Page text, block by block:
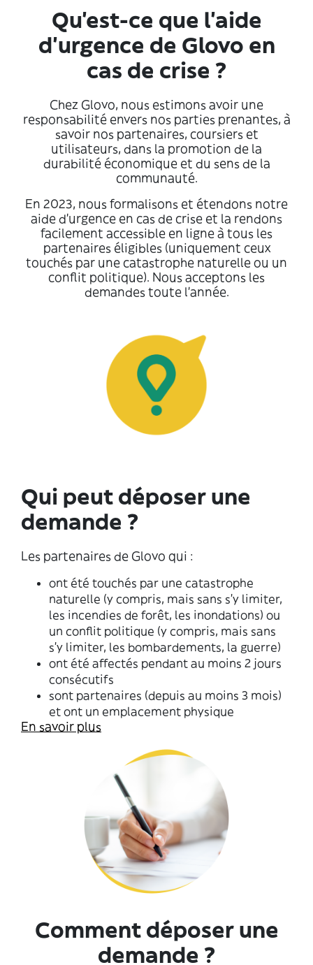
Qu’est-ce que l’aide
d’urgence de Glovo en
cas de crise ?
Chez Glovo, nous estimons avoir une
responsabilité envers nos parties prenantes, à
savoir nos partenaires, coursiers et
utilisateurs, dans la promotion de la
durabilité économique et du sens de la
communauté.
En 2023, nous formalisons et étendons notre
aide d’urgence en cas de crise et la rendons
facilement accessible en ligne à tous les
partenaires éligibles (uniquement ceux
touchés par une catastrophe naturelle ou un
conflit politique). Nous acceptons les
demandes toute l'année.
Qui peut déposer une
demande ?
Les partenaires de Glovo qui :
ont été touchés par une catastrophe
naturelle (y compris, mais sans s'y limiter,
les incendies de forêt, les inondations) ou
un conflit politique (y compris, mais sans
s'y limiter, les bombardements, la guerre)
ont été affectés pendant au moins 2 jours
consécutifs
sont partenaires (depuis au moins 3 mois)
et ont un emplacement physique
En savoir plus
Comment déposer une
demande ?